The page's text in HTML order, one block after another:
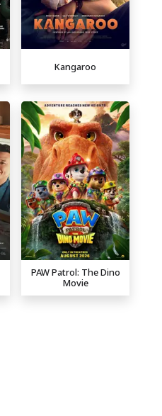
Kangaroo
PAW Patrol: The Dino
Movie